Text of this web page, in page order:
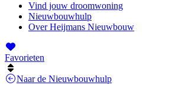
Vind jouw droomwoning
Nieuwbouwhulp
Over Heijmans Nieuwbouw
Favorieten
Naar de Nieuwbouwhulp